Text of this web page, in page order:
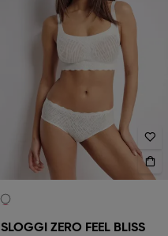
SLOGGI ZERO FEEL BLISS